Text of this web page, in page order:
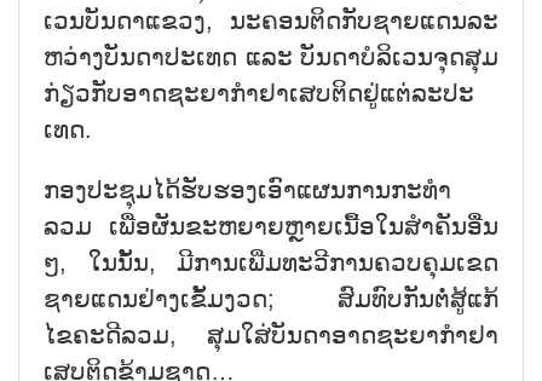
ເວນ​ບັນ​ດ​າ​ແຂວງ, ນະ​ຄອນ​ຕິດ​ກັບ​ຊາຍ​ແດນ​ລະ​
ຫວ່າງ​ບັນ​ດາ​ປະ​ເທດ ແລະ ບັນ​ດາ​ບໍ​ລິ​ເວນ​ຈຸດ​ສຸມ​
ກ່ຽວ​ກັບ​ອາດ​ຊະ​ຍາ​ກຳ​ຢາ​ເສບ​ຕິດ​ຢູ່​ແຕ່​ລະ​ປະ​
ເທດ.
ກອງ​ປະ​ຊຸມ​ໄດ້​ຮັບ​ຮອງ​ເອົາ​ແຜນ​ການ​ກະ​ທຳ​
ລວມ​ ເພື່ອ​ຜັນ​ຂະ​ຫຍາຍ​ຫຼາຍ​ເນື້ອ​ໃນ​ສຳ​ຄັນ​ອື່ນ
ໆ, ໃນ​ນັ້ນ, ມີ​ການ​ເພີ່ມ​ທະ​ວີ​ການ​ຄວບ​ຄຸມ​ເຂດ​
ຊາຍ​ແດນ​ຢ່າງ​​ເຂັ້ມ​ງ​ວດ; ສົມ​ທົບ​ກັນ​ຕໍ່​ສູ້​​ແກ້​
ໄຂຄະ​ດີ​ລວມ, ສຸມ​ໃສ່​ບັນ​ດາ​ອາດ​ຊະ​ຍາ​ກຳ​ຢາ​
ເສບ​ຕິດ​ຂ້າມ​ຊາດ…